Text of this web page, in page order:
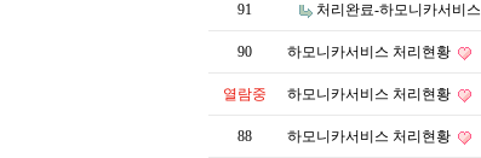
91 처리완료-하모니카서비스
90 하모니카서비스 처리현황
열람중 하모니카서비스 처리현황
88 하모니카서비스 처리현황